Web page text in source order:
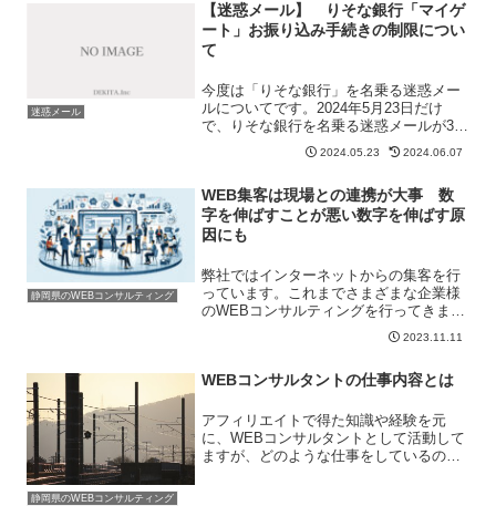
迷惑メール
【迷惑メール】 りそな銀行「マイゲ
ート」お振り込み手続きの制限につい
て
今度は「りそな銀行」を名乗る迷惑メー
ルについてです。2024年5月23日だけ
で、りそな銀行を名乗る迷惑メールが3通
届きました。送信元は以下となります。
kxrhc@tsutaeyo.deci.jpsyvaecm@tanigu
2024.05.23 2024.06.07
静岡県のWEBコンサルティング
WEB集客は現場との連携が大事 数
字を伸ばすことが悪い数字を伸ばす原
因にも
弊社ではインターネットからの集客を行
っています。これまでさまざまな企業様
のWEBコンサルティングを行ってきまし
た。その中で、「WEBからの数字は伸び
ていても、なかなか売り上げが伸び切ら
ます。売り上げは伸び...
2023.11.11
静岡県のWEBコンサルティング
WEBコンサルタントの仕事内容とは
アフィリエイトで得た知識や経験を元
に、WEBコンサルタントとして活動して
ますが、どのような仕事をしているのか